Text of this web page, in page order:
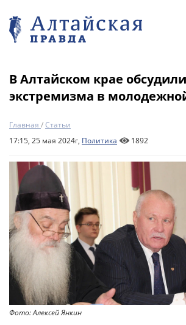
В Алтайском крае
экстремизма в
Главная /Статьи
17:15, 25 мая 2024г, Политика 1892
Фото: Алексей Янкин